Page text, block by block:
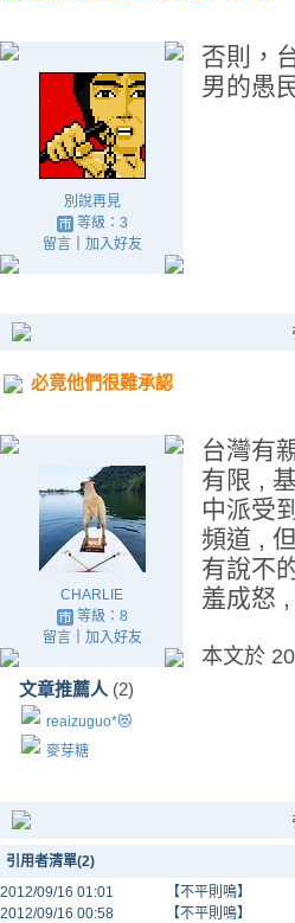
別說再見
等級：3
留言｜ 加入好友
否則，
男的愚
必竟他們很難承認
CHARLIE
等級：8
留言｜ 加入好友
文章推薦人 (2)
reaizuguo*😻
麥芽糖
台灣有
有限 ,
中派受
頻道 ,
有說不
羞成怒
本文於
引用者清單(2)
2012/09/16 01:01
【不平則鳴】
2012/09/16 00:58
【不平則鳴】